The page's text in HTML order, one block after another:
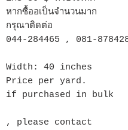
หากซื้ออเป็นจำนวนมาก
กรุณาติดต่อ
044-284465 , 081-
Width: 40 inches
Price per yard.
if purchased in bulk
, please contact